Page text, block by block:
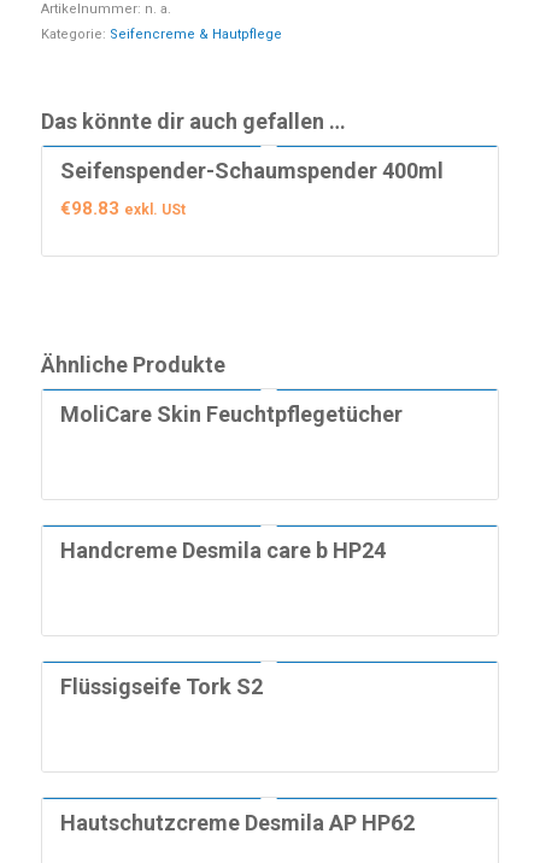
Seifencreme & Hautpflege
Artikelnummer: n. a.
Kategorie: Seifencreme & Hautpflege
Das könnte dir auch gefallen …
Seifenspender-Schaumspender 400ml
€98.83 exkl. USt
Ähnliche Produkte
MoliCare Skin Feuchtpflegetücher
Handcreme Desmila care b HP24
Flüssigseife Tork S2
Hautschutzcreme Desmila AP HP62